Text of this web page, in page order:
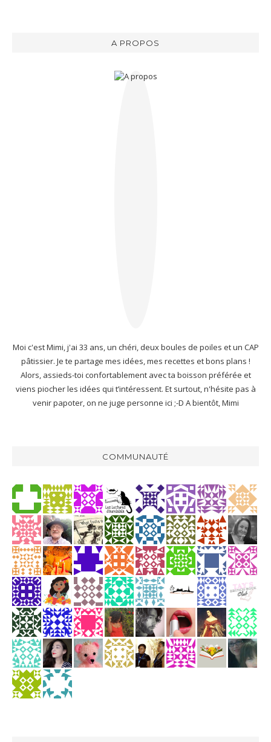
A PROPOS
Moi c'est Mimi, j'ai 33 ans, un chéri, deux boules de poiles et un CAP
pâtissier. Je te partage mes idées, mes recettes et bons plans !
Alors, assieds-toi confortablement avec ta boisson préférée et
viens piocher les idées qui t’intéressent. Et surtout, n'hésite pas à
venir papoter, on ne juge personne ici ;-D A bientôt, Mimi
COMMUNAUTÉ